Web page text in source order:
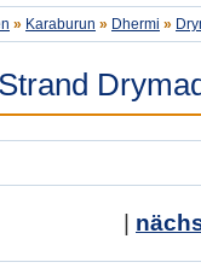
» Karaburun » Dhermi »
Strand